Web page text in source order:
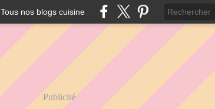
Tous nos blogs cuisine
Publicité